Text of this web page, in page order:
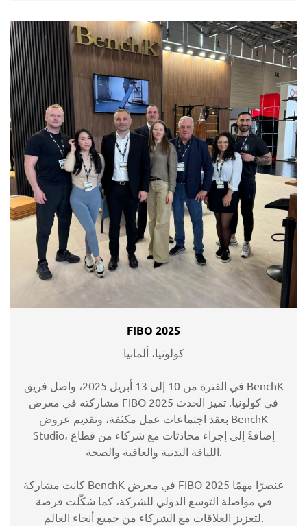
FIBO 2025
كولونيا، ألمانيا
في الفترة من 10 إلى 13 أبريل 2025، واصل فريق BenchK
مشاركته في معرض FIBO 2025 في كولونيا. تميز الحدث
بعقد اجتماعات عمل مكثفة، وتقديم عروض BenchK
Studio، إضافةً إلى إجراء محادثات مع شركاء من قطاع
اللياقة البدنية والعافية والصحة.
كانت مشاركة BenchK في معرض FIBO 2025 عنصرًا مهمًا
في مواصلة التوسع الدولي للشركة، كما شكّلت فرصة
لتعزيز العلاقات مع الشركاء من جميع أنحاء العالم.